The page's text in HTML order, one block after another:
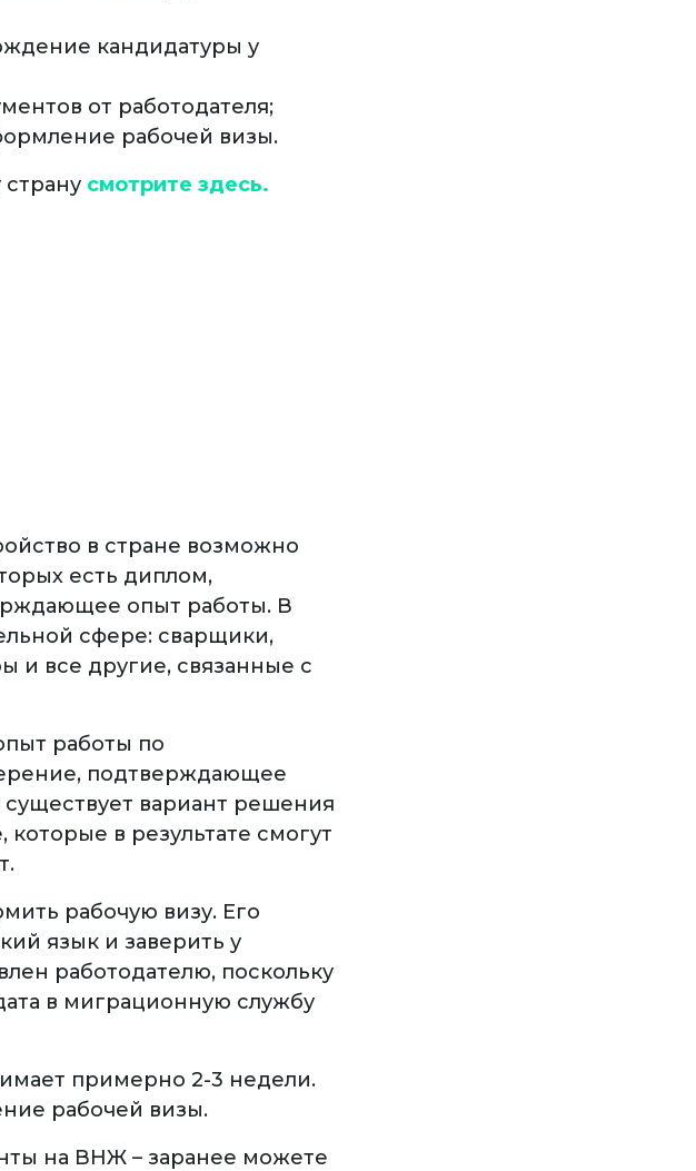
кандидатуры у
от работодателя;
рабочей визы.
смотрите здесь.
в стране возможно
есть диплом,
опыт работы. В
сфере: сварщики,
и все другие, связанные с
работы по
подтверждающее
вариант решения
в результате смогут
рабочую визу. Его
язык и заверить у
работодателю, поскольку
в миграционную службу
примерно 2-3 недели.
рабочей визы.
на ВНЖ – заранее можете